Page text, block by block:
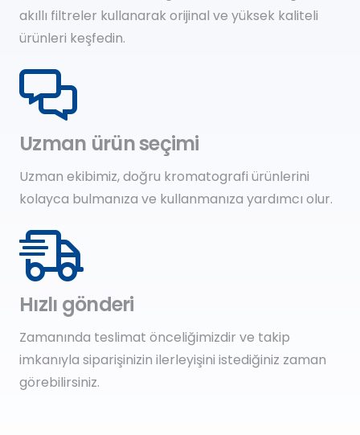
akıllı filtreler kullanarak orijinal ve yüksek kaliteli
ürünleri keşfedin.
Uzman ürün seçimi
Uzman ekibimiz, doğru kromatografi ürünlerini
kolayca bulmanıza ve kullanmanıza yardımcı olur.
Hızlı gönderi
Zamanında teslimat önceliğimizdir ve takip
imkanıyla siparişinizin ilerleyişini istediğiniz zaman
görebilirsiniz.